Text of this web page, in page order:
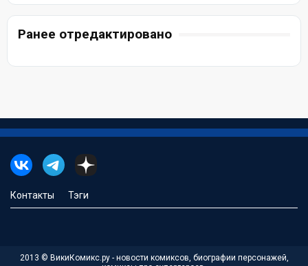
Ранее отредактировано
Контакты Тэги
2013 © ВикиКомикс.ру - новости комиксов, биографии персонажей,